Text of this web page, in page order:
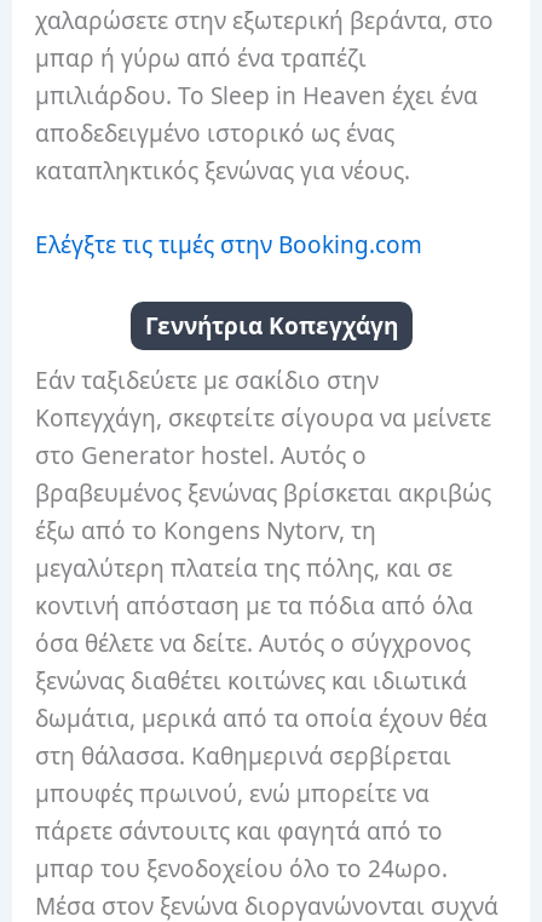
χαλαρώσετε στην εξωτερική βεράντα, στο
μπαρ ή γύρω από ένα τραπέζι
μπιλιάρδου. Το Sleep in Heaven έχει ένα
αποδεδειγμένο ιστορικό ως ένας
καταπληκτικός ξενώνας για νέους.
Ελέγξτε τις τιμές στην Booking.com
Γεννήτρια Κοπεγχάγη
Εάν ταξιδεύετε με σακίδιο στην
Κοπεγχάγη, σκεφτείτε σίγουρα να μείνετε
στο Generator hostel. Αυτός ο
βραβευμένος ξενώνας βρίσκεται ακριβώς
έξω από το Kongens Nytorv, τη
μεγαλύτερη πλατεία της πόλης, και σε
κοντινή απόσταση με τα πόδια από όλα
όσα θέλετε να δείτε. Αυτός ο σύγχρονος
ξενώνας διαθέτει κοιτώνες και ιδιωτικά
δωμάτια, μερικά από τα οποία έχουν θέα
στη θάλασσα. Καθημερινά σερβίρεται
μπουφές πρωινού, ενώ μπορείτε να
πάρετε σάντουιτς και φαγητά από το
μπαρ του ξενοδοχείου όλο το 24ωρο.
Μέσα στον ξενώνα διοργανώνονται συχνά